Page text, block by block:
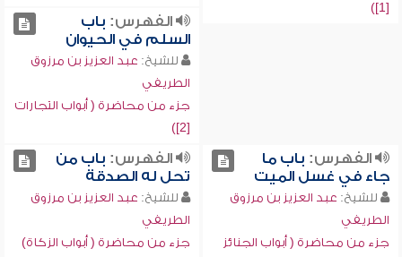
[1])
الفهرس: باب
السلم في الحيوان
للشيخ: عبد العزيز بن مرزوق
الطريفي
جزء من محاضرة ( أبواب التجارات
[2])
الفهرس: باب ما
جاء في غسل الميت
للشيخ: عبد العزيز بن مرزوق
الطريفي
جزء من محاضرة ( أبواب الجنائز
الفهرس: باب من
تحل له الصدقة
للشيخ: عبد العزيز بن مرزوق
الطريفي
جزء من محاضرة ( أبواب الزكاة)